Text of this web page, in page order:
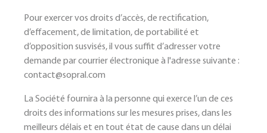
Pour exercer vos droits d’accès, de rectification,
d’effacement, de limitation, de portabilité et
d’opposition susvisés, il vous suffit d’adresser votre
demande par courrier électronique à l'adresse suivante :
contact@sopral.com
La Société fournira à la personne qui exerce l’un de ces
droits des informations sur les mesures prises, dans les
meilleurs délais et en tout état de cause dans un délai